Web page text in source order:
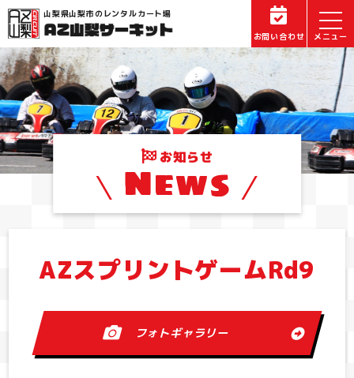
山梨県山梨市のレンタルカート場
お問い合わせ
お知らせ
News
AZスプリントゲームRd9
フォトギャラリー